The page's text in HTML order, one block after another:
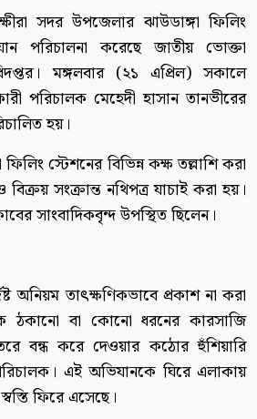
সদর উপজেলার ঝাউডাঙ্গা ফিলিং
পরিচালনা করেছে জাতীয় ভোক্তা
মঙ্গলবার (২১ এপ্রিল) সকালে
পরিচালক মেহেদী হাসান তানভীরের
হয়।
স্টেশনের বিভিন্ন কক্ষ তল্লাশি করা
সংক্রান্ত নথিপত্র যাচাই করা হয়।
সাংবাদিকবৃন্দ উপস্থিত ছিলেন।
অনিয়ম তাৎক্ষণিকভাবে প্রকাশ না করা
ঠকানো বা কোনো ধরনের কারসাজি
বন্ধ করে দেওয়ার কঠোর হুঁশিয়ারি
এই অভিযানকে ঘিরে এলাকায়
ফিরে এসেছে।